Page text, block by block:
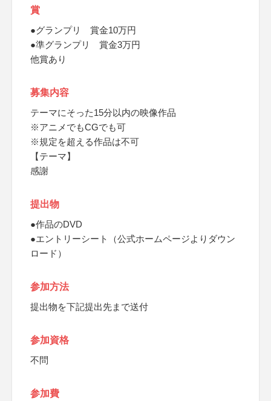
賞
●グランプリ 賞金10万円
●準グランプリ 賞金3万円
他賞あり
募集内容
テーマにそった15分以内の映像作品
※アニメでもCGでも可
※規定を超える作品は不可
【テーマ】
感謝
提出物
●作品のDVD
●エントリーシート（公式ホームページよりダウン
ロード）
参加方法
提出物を下記提出先まで送付
参加資格
不問
参加費